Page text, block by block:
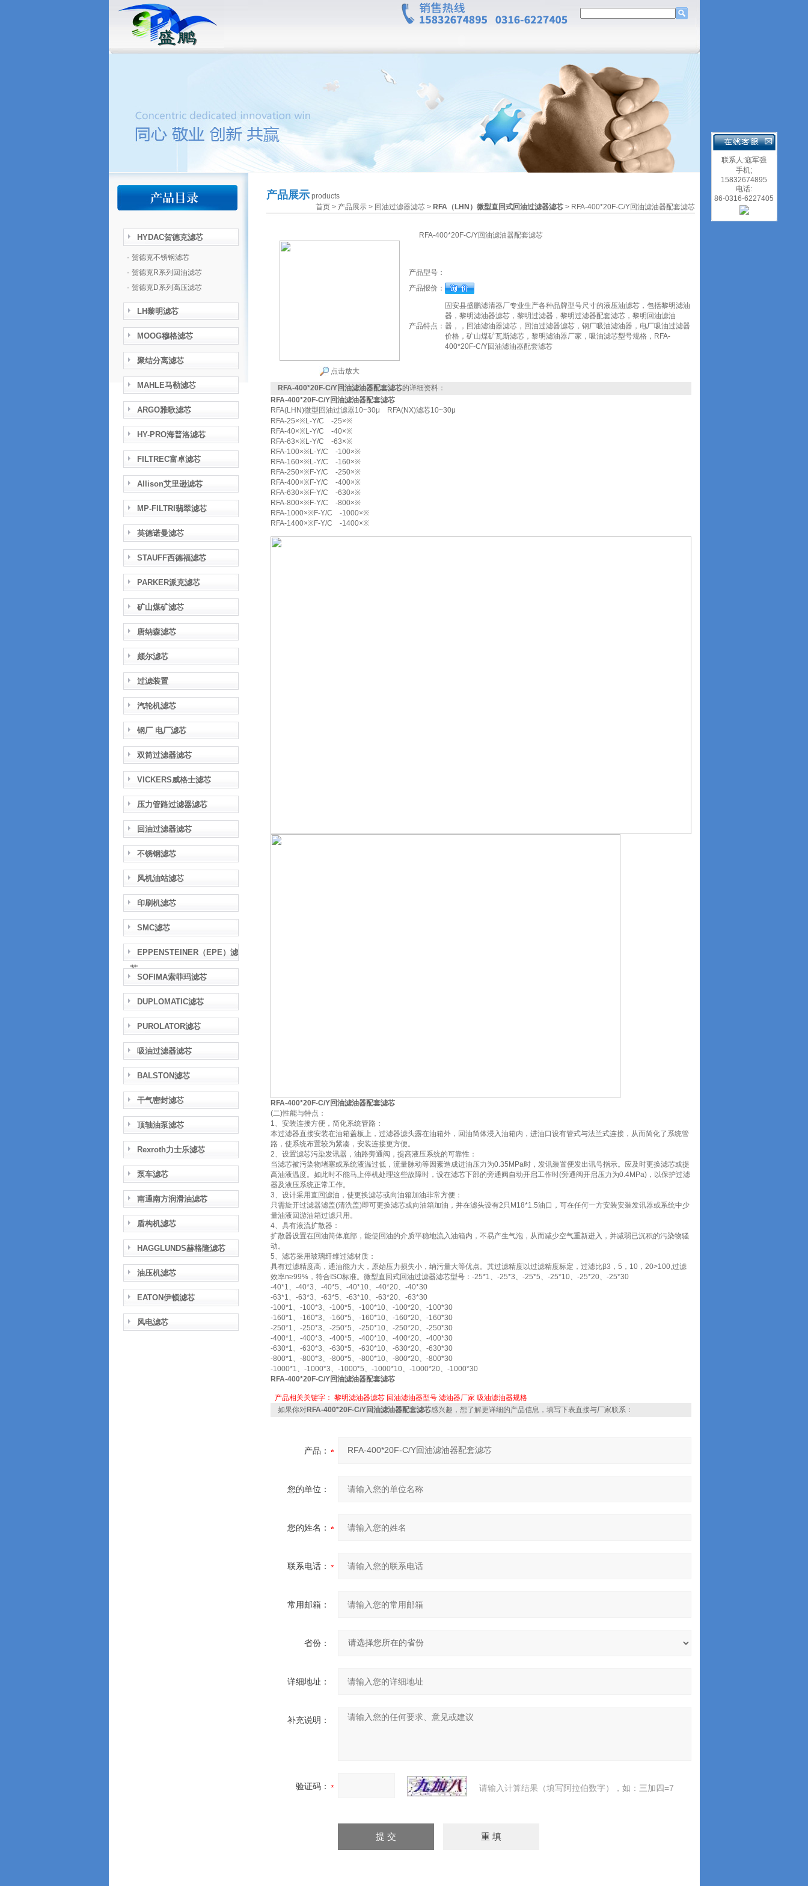
HYDAC贺德克滤芯
· 贺德克不锈钢滤芯
· 贺德克R系列回油滤芯
· 贺德克D系列高压滤芯
LH黎明滤芯
MOOG穆格滤芯
聚结分离滤芯
MAHLE马勒滤芯
ARGO雅歌滤芯
HY-PRO海普洛滤芯
FILTREC富卓滤芯
Allison艾里逊滤芯
MP-FILTRI翡翠滤芯
英德诺曼滤芯
STAUFF西德福滤芯
PARKER派克滤芯
矿山煤矿滤芯
唐纳森滤芯
颇尔滤芯
过滤装置
汽轮机滤芯
钢厂 电厂滤芯
双筒过滤器滤芯
VICKERS威格士滤芯
压力管路过滤器滤芯
回油过滤器滤芯
不锈钢滤芯
风机油站滤芯
印刷机滤芯
SMC滤芯
EPPENSTEINER（EPE）滤
芯
SOFIMA索菲玛滤芯
DUPLOMATIC滤芯
PUROLATOR滤芯
吸油过滤器滤芯
BALSTON滤芯
干气密封滤芯
顶轴油泵滤芯
Rexroth力士乐滤芯
泵车滤芯
南通南方润滑油滤芯
盾构机滤芯
HAGGLUNDS赫格隆滤芯
油压机滤芯
EATON伊顿滤芯
风电滤芯
产品展示 products
首页 > 产品展示 > 回油过滤器滤芯 > RFA（LHN）微型直回式回油过滤器滤芯 > RFA-400*20F-C/Y回油滤油器配套滤芯
RFA-400*20F-C/Y回油滤油器配套滤芯
点击放大
产品型号：
产品报价：
产品特点：
固安县盛鹏滤清器厂专业生产各种品牌型号尺寸的液压油滤芯，包括黎明滤油
器，黎明滤油器滤芯，黎明过滤器，黎明过滤器配套滤芯，黎明回油滤油
器，，回油滤油器滤芯，回油过滤器滤芯，钢厂吸油滤油器，电厂吸油过滤器
价格，矿山煤矿瓦斯滤芯，黎明滤油器厂家，吸油滤芯型号规格，RFA-
400*20F-C/Y回油滤油器配套滤芯
RFA-400*20F-C/Y回油滤油器配套滤芯的详细资料：
RFA-400*20F-C/Y回油滤油器配套滤芯
RFA(LHN)微型回油过滤器10~30μ RFA(NX)滤芯10~30μ
RFA-25×※L-Y/C -25×※
RFA-40×※L-Y/C -40×※
RFA-63×※L-Y/C -63×※
RFA-100×※L-Y/C -100×※
RFA-160×※L-Y/C -160×※
RFA-250×※F-Y/C -250×※
RFA-400×※F-Y/C -400×※
RFA-630×※F-Y/C -630×※
RFA-800×※F-Y/C -800×※
RFA-1000×※F-Y/C -1000×※
RFA-1400×※F-Y/C -1400×※
RFA-400*20F-C/Y回油滤油器配套滤芯
(二)性能与特点：
1、安装连接方便，简化系统管路：
本过滤器直接安装在油箱盖板上，过滤器滤头露在油箱外，回油筒体浸入油箱内，进油口设有管式与法兰式连接，从而简化了系统管
路，使系统布置较为紧凑，安装连接更方便。
2、设置滤芯污染发讯器，油路旁通阀，提高液压系统的可靠性：
当滤芯被污染物堵塞或系统液温过低，流量脉动等因素造成进油压力为0.35MPa时，发讯装置便发出讯号指示。应及时更换滤芯或提
高油液温度。如此时不能马上停机处理这些故障时，设在滤芯下部的旁通阀自动开启工作时(旁通阀开启压力为0.4MPa)，以保护过滤
器及液压系统正常工作。
3、设计采用直回滤油，使更换滤芯或向油箱加油非常方便：
只需旋开过滤器滤盖(清洗盖)即可更换滤芯或向油箱加油，并在滤头设有2只M18*1.5油口，可在任何一方安装安装发讯器或系统中少
量油液回游油箱过滤只用。
4、具有液流扩散器：
扩散器设置在回油筒体底部，能使回油的介质平稳地流入油箱内，不易产生气泡，从而减少空气重新进入，并减弱已沉积的污染物骚
动。
5、滤芯采用玻璃纤维过滤材质：
具有过滤精度高，通油能力大，原始压力损失小，纳污量大等优点。其过滤精度以过滤精度标定，过滤比β3，5，10，20>100,过滤
效率n≥99%，符合ISO标准。微型直回式回油过滤器滤芯型号：-25*1、-25*3、-25*5、-25*10、-25*20、-25*30
-40*1、-40*3、-40*5、-40*10、-40*20、-40*30
-63*1、-63*3、-63*5、-63*10、-63*20、-63*30
-100*1、-100*3、-100*5、-100*10、-100*20、-100*30
-160*1、-160*3、-160*5、-160*10、-160*20、-160*30
-250*1、-250*3、-250*5、-250*10、-250*20、-250*30
-400*1、-400*3、-400*5、-400*10、-400*20、-400*30
-630*1、-630*3、-630*5、-630*10、-630*20、-630*30
-800*1、-800*3、-800*5、-800*10、-800*20、-800*30
-1000*1、-1000*3、-1000*5、-1000*10、-1000*20、-1000*30
RFA-400*20F-C/Y回油滤油器配套滤芯
产品相关关键字： 黎明滤油器滤芯 回油滤油器型号 滤油器厂家 吸油滤油器规格
如果你对RFA-400*20F-C/Y回油滤油器配套滤芯感兴趣，想了解更详细的产品信息，填写下表直接与厂家联系：
产品：
您的单位：
您的姓名：
联系电话：
常用邮箱：
省份：
详细地址：
补充说明：
验证码： 请输入计算结果（填写阿拉伯数字），如：三加四=7
联系人:寇军强
手机;
15832674895
电话:
86-0316-6227405